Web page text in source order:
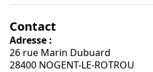
Contact
Adresse :
26 rue Marin Dubuard
28400 NOGENT-LE-ROTROU